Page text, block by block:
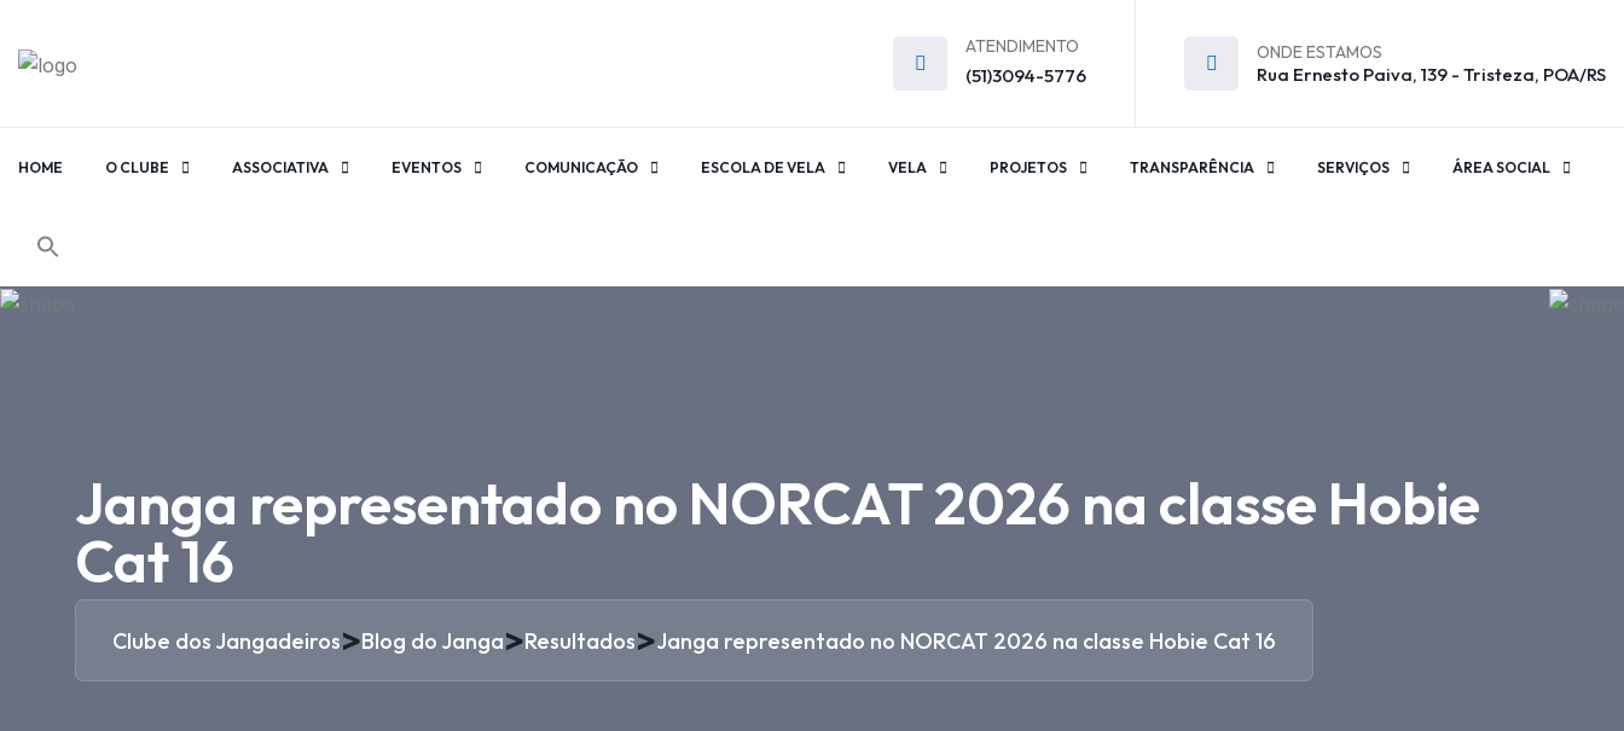
ATENDIMENTO
(51)3094-5776
ONDE ESTAMOS
Rua Ernesto Paiva, 139 - Tristeza, POA/RS
HOME O CLUBE ASSOCIATIVA EVENTOS COMUNICAÇÃO ESCOLA DE VELA VELA PROJETOS TRANSPARÊNCIA SERVIÇOS ÁREA SOCIAL
Janga representado no NORCAT 2026 na classe Hobie
Cat 16
Clube dos Jangadeiros>Blog do Janga>Resultados>Janga representado no NORCAT 2026 na classe Hobie Cat 16